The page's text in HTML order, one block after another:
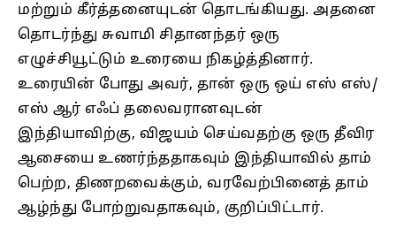
மற்றும் கீர்த்தனையுடன் தொடங்கியது. அதனை
தொடர்ந்து சுவாமி சிதானந்தர் ஒரு
எழுச்சியூட்டும் உரையை நிகழ்த்தினார்.
உரையின் போது அவர், தான் ஒரு ஒய் எஸ் எஸ்/
எஸ் ஆர் எஃப் தலைவரானவுடன்
இந்தியாவிற்கு, விஜயம் செய்வதற்கு ஒரு தீவிர
ஆசையை உணர்ந்ததாகவும் இந்தியாவில் தாம்
பெற்ற, திணறவைக்கும், வரவேற்பினைத் தாம்
ஆழ்ந்து போற்றுவதாகவும், குறிப்பிட்டார்.